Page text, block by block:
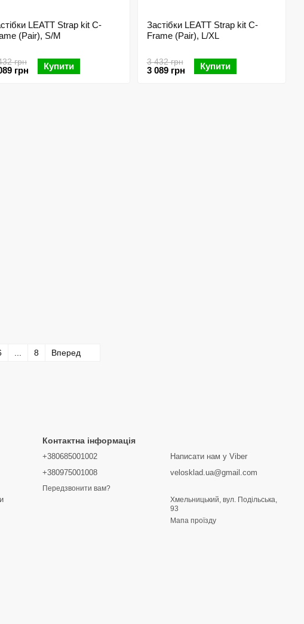
LEATT Strap kit C-
(Pair), S/M
грн
грн Купити
Застібки LEATT Strap kit C-
Frame (Pair), L/XL
3 432 грн
3 089 грн Купити
8 Вперед
Контактна інформація
+380685001002
+380975001008
Передзвонити вам?
Написати нам у Viber
velosklad.ua@gmail.com
Хмельницький, вул. Подільська,
93
Мапа проїзду